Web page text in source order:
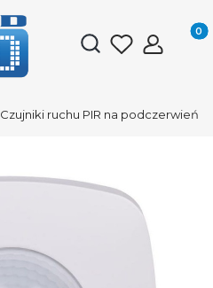
Otwórz
Czujniki ruchu PIR na podczerwień